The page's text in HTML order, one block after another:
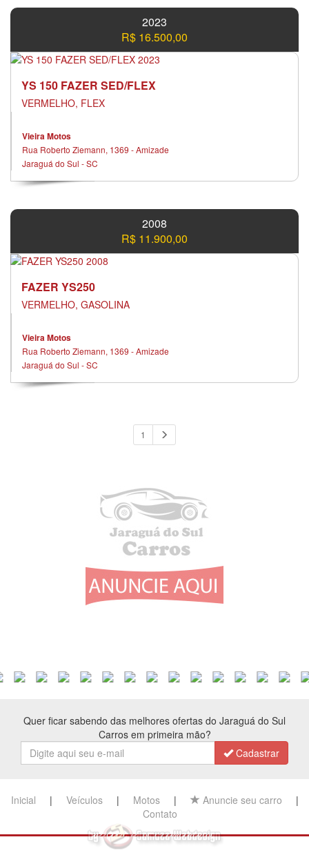
2023
R$ 16.500,00
YS 150 FAZER SED/FLEX
VERMELHO, FLEX
Vieira Motos
Rua Roberto Ziemann, 1369 - Amizade
Jaraguá do Sul - SC
2008
R$ 11.900,00
FAZER YS250
VERMELHO, GASOLINA
Vieira Motos
Rua Roberto Ziemann, 1369 - Amizade
Jaraguá do Sul - SC
1
Quer ficar sabendo das melhores ofertas do Jaraguá do Sul
Carros em primeira mão?
Cadastrar
Inicial | Veículos| Motos| Anuncie seu carro |
Contato